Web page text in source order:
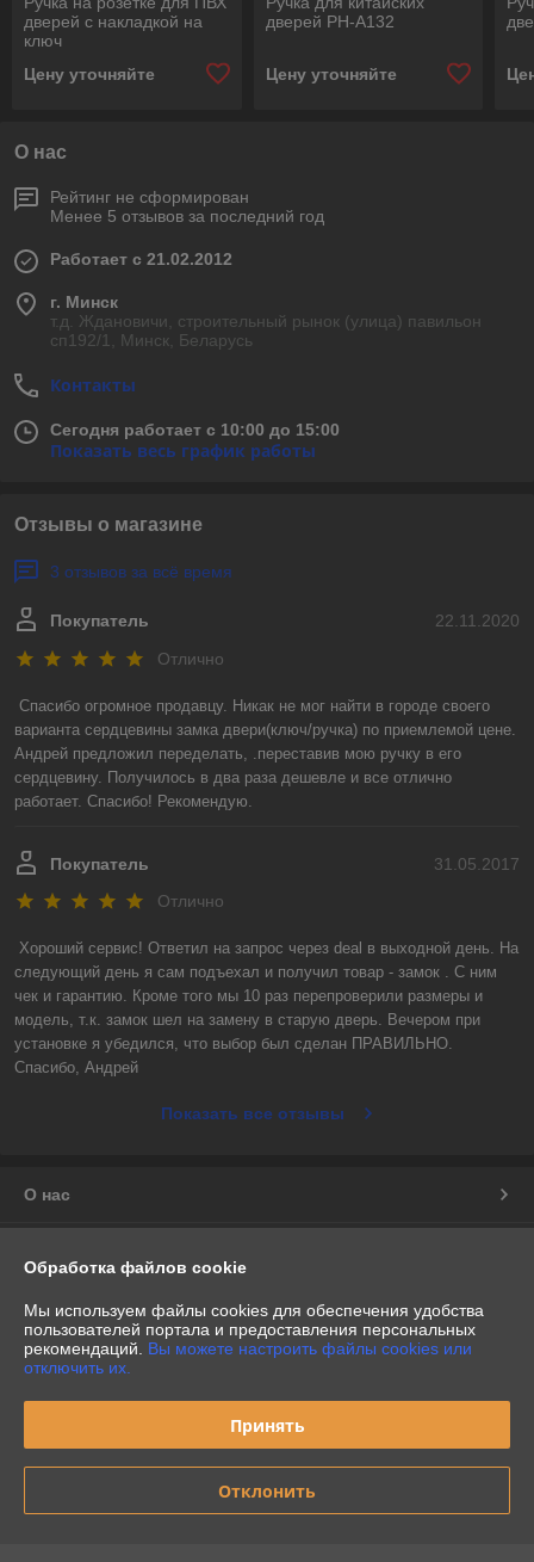
дверей с накладкой на
ключ
Цену уточняйте
дверей PH-A132
Цену уточняйте
О нас
Рейтинг не сформирован
Менее 5 отзывов за последний год
Работает с 21.02.2012
г. Минск
т.д. Ждановичи, строительный рынок (улица) павильон
сп192/1, Минск, Беларусь
Контакты
Сегодня работает с 10:00 до 15:00
Показать весь график работы
Отзывы о магазине
3 отзывов за всё время
22.11.2020
Покупатель
Отлично
Спасибо огромное продавцу. Никак не мог найти в городе своего
варианта сердцевины замка двери(ключ/ручка) по приемлемой цене.
Андрей предложил переделать, .переставив мою ручку в его
сердцевину. Получилось в два раза дешевле и все отлично
работает. Спасибо! Рекомендую.
31.05.2017
Покупатель
Отлично
Хороший сервис! Ответил на запрос через deal в выходной день. На
следующий день я сам подъехал и получил товар - замок . С ним
чек и гарантию. Кроме того мы 10 раз перепроверили размеры и
модель, т.к. замок шел на замену в старую дверь. Вечером при
установке я убедился, что выбор был сделан ПРАВИЛЬНО.
Спасибо, Андрей
Показать все отзывы
О нас
Доставка и оплата
График работы
Политика обработки cookies
Обработка файлов cookie
Мы используем файлы cookies для обеспечения удобства
пользователей портала и предоставления персональных
рекомендаций. Вы можете настроить файлы cookies или
отключить их.
Принять
Отклонить